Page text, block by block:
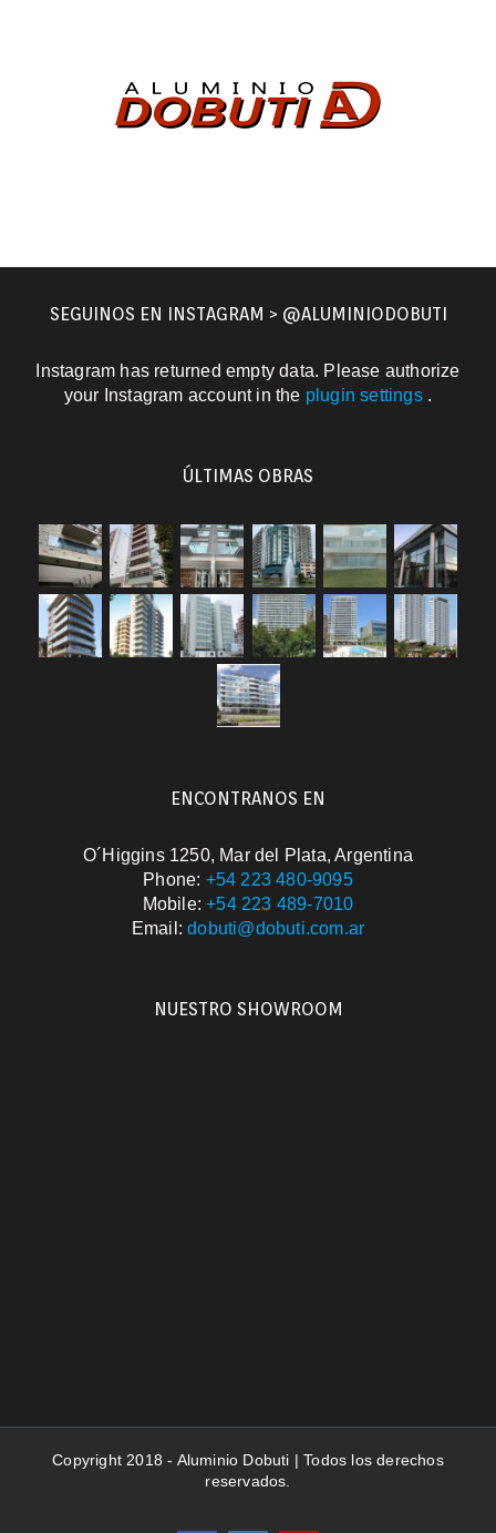
SEGUINOS EN INSTAGRAM > @ALUMINIODOBUTI
Instagram has returned empty data. Please authorize
your Instagram account in the plugin settings .
ÚLTIMAS OBRAS
ENCONTRANOS EN
O´Higgins 1250, Mar del Plata, Argentina
Phone: +54 223 480-9095
Mobile:+54 223 489-7010
Email:dobuti@dobuti.com.ar
NUESTRO SHOWROOM
Copyright 2018 - Aluminio Dobuti | Todos los derechos
reservados.